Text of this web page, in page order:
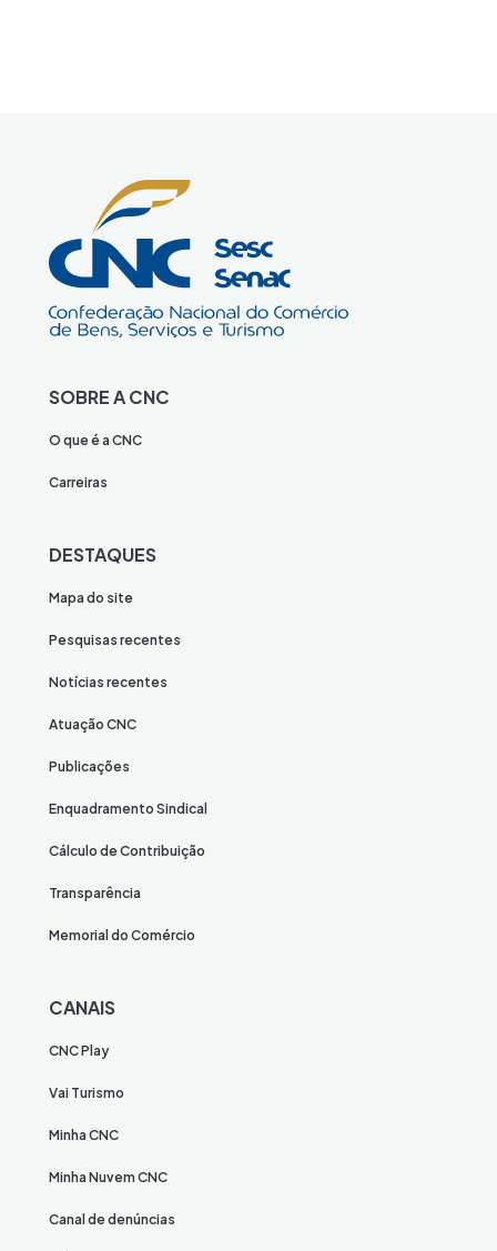
SOBRE A CNC
O que é a CNC
Carreiras
DESTAQUES
Mapa do site
Pesquisas recentes
Notícias recentes
Atuação CNC
Publicações
Enquadramento Sindical
Cálculo de Contribuição
Transparência
Memorial do Comércio
CANAIS
CNC Play
Vai Turismo
Minha CNC
Minha Nuvem CNC
Canal de denúncias